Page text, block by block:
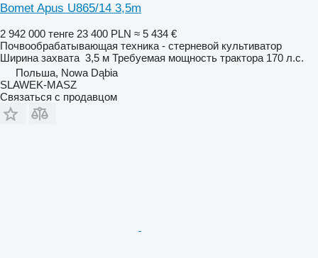
Bomet Apus U865/14 3,5m
2 942 000 тенге 23 400 PLN ≈ 5 434 €
Почвообрабатывающая техника - стерневой культиватор
Ширина захвата 3,5 м Требуемая мощность трактора 170 л.с.
Польша, Nowa Dąbia
SLAWEK-MASZ
Связаться с продавцом